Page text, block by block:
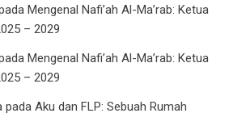
Mengenal Nafi’ah Al-Ma’rab: Ketua
– 2029
Mengenal Nafi’ah Al-Ma’rab: Ketua
– 2029
pada Aku dan FLP: Sebuah Rumah